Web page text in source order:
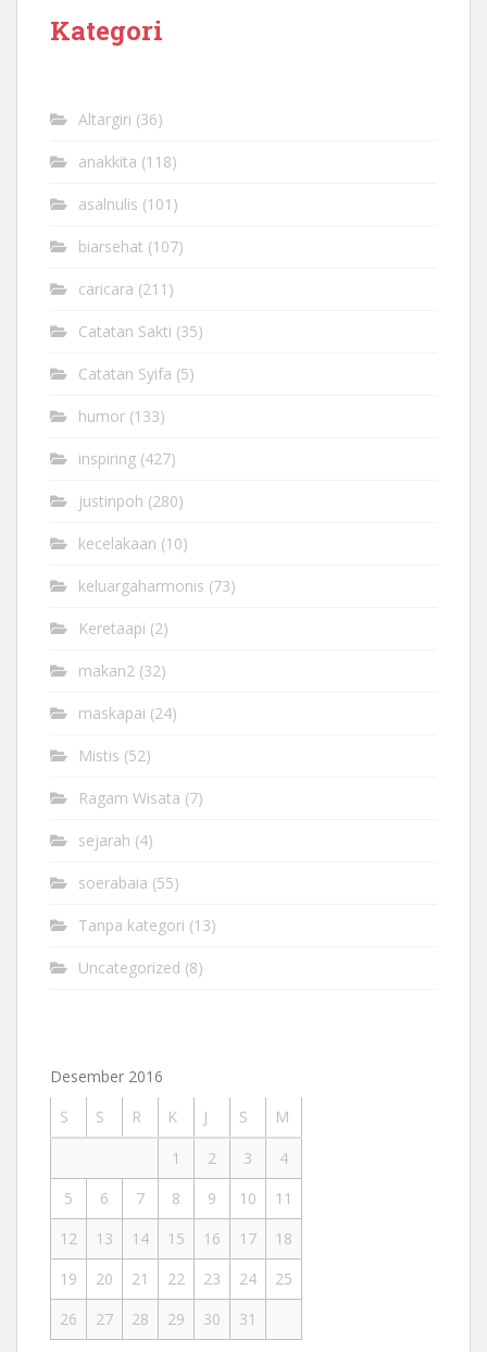
Kategori
Altargiri (36)
anakkita (118)
asalnulis (101)
biarsehat (107)
caricara (211)
Catatan Sakti (35)
Catatan Syifa (5)
humor (133)
inspiring (427)
justinpoh (280)
kecelakaan (10)
keluargaharmonis (73)
Keretaapi (2)
makan2 (32)
maskapai (24)
Mistis (52)
Ragam Wisata (7)
sejarah (4)
soerabaia (55)
Tanpa kategori (13)
Uncategorized (8)
Desember 2016
S
S R K J S
M
1
2 3
4
5
6 7 8 9 10
11
12
13 14 15 16 17
18
19
20 21 22 23 24
25
26
27 28 29 30 31